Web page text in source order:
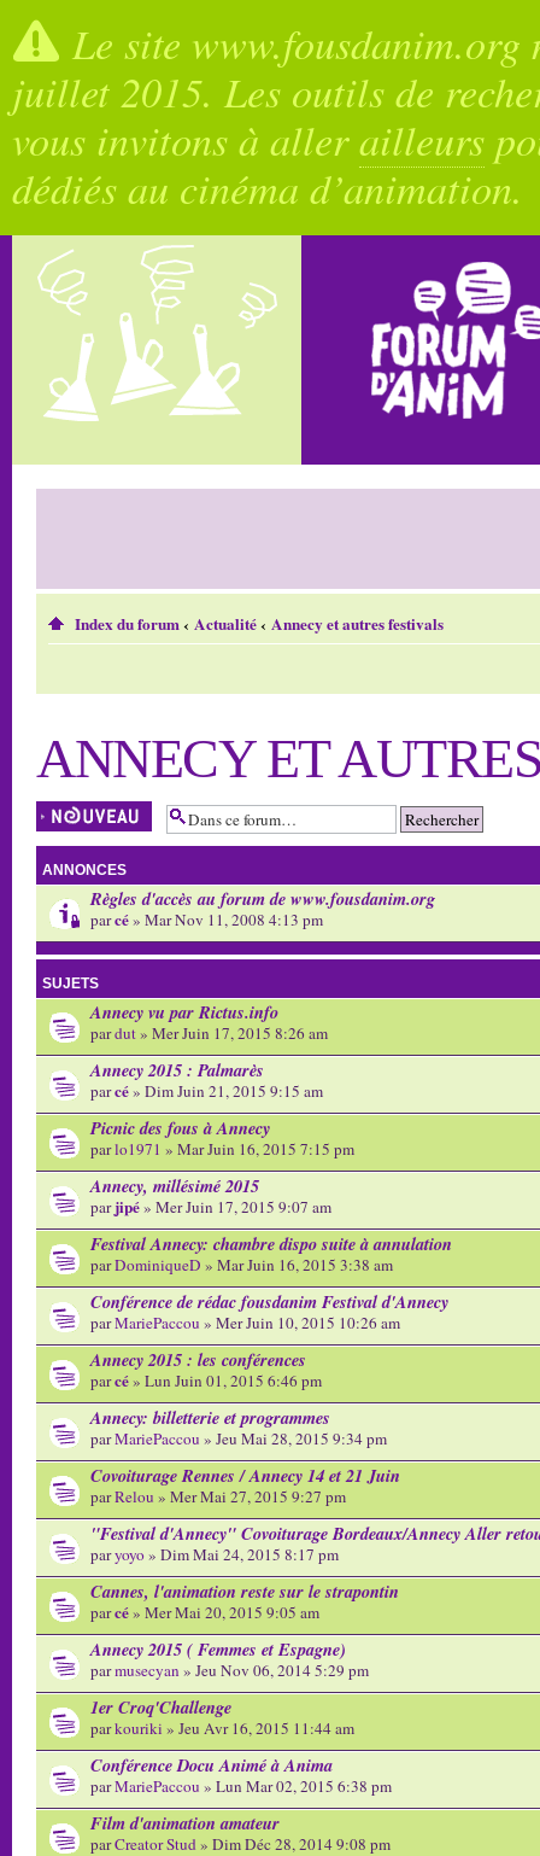
Le site
juillet 2015. Les outils de
vous invitons à allerailleurs
dédiés au cinéma d’animation.
Index du forum‹ Actualité‹ Annecy et autres festivals
ANNECY ET
Écrire un nouveau
sujet
ANNONCES
Règles d'accès au forum de www.fousdanim.org
parcé» Mar Nov 11, 2008 4:13 pm
SUJETS
Annecy vu par Rictus.info
pardut» Mer Juin 17, 2015 8:26 am
Annecy 2015 : Palmarès
parcé» Dim Juin 21, 2015 9:15 am
Picnic des fous à Annecy
parlo1971 » Mar Juin 16, 2015 7:15 pm
Annecy, millésimé 2015
parjipé» Mer Juin 17, 2015 9:07 am
Festival Annecy: chambre dispo suite à annulation
parDominiqueD » Mar Juin 16, 2015 3:38 am
Conférence de rédac fousdanim Festival d'Annecy
parMariePaccou » Mer Juin 10, 2015 10:26 am
Annecy 2015 : les conférences
parcé» Lun Juin 01, 2015 6:46 pm
Annecy: billetterie et programmes
parMariePaccou » Jeu Mai 28, 2015 9:34 pm
Covoiturage Rennes / Annecy 14 et 21 Juin
parRelou » Mer Mai 27, 2015 9:27 pm
"Festival d'Annecy" Covoiturage Bordeaux/Annecy Aller
paryoyo» Dim Mai 24, 2015 8:17 pm
Cannes, l'animation reste sur le strapontin
parcé» Mer Mai 20, 2015 9:05 am
Annecy 2015 ( Femmes et Espagne)
parmusecyan » Jeu Nov 06, 2014 5:29 pm
1er Croq'Challenge
parkouriki » Jeu Avr 16, 2015 11:44 am
Conférence Docu Animé à Anima
parMariePaccou » Lun Mar 02, 2015 6:38 pm
Film d'animation amateur
parCreator Stud» Dim Déc 28, 2014 9:08 pm